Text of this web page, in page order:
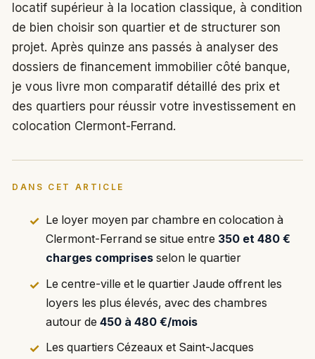
locatif supérieur à la location classique, à condition
de bien choisir son quartier et de structurer son
projet. Après quinze ans passés à analyser des
dossiers de financement immobilier côté banque,
je vous livre mon comparatif détaillé des prix et
des quartiers pour réussir votre investissement en
colocation Clermont-Ferrand.
DANS CET ARTICLE
Le loyer moyen par chambre en colocation à
Clermont-Ferrand se situe entre 350 et 480 €
charges comprisesselon le quartier
Le centre-ville et le quartier Jaude offrent les
loyers les plus élevés, avec des chambres
autour de 450 à 480 €/mois
Les quartiers Cézeaux et Saint-Jacques